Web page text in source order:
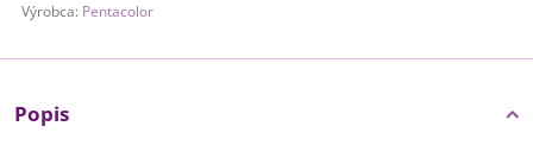
Výrobca: Pentacolor
Popis